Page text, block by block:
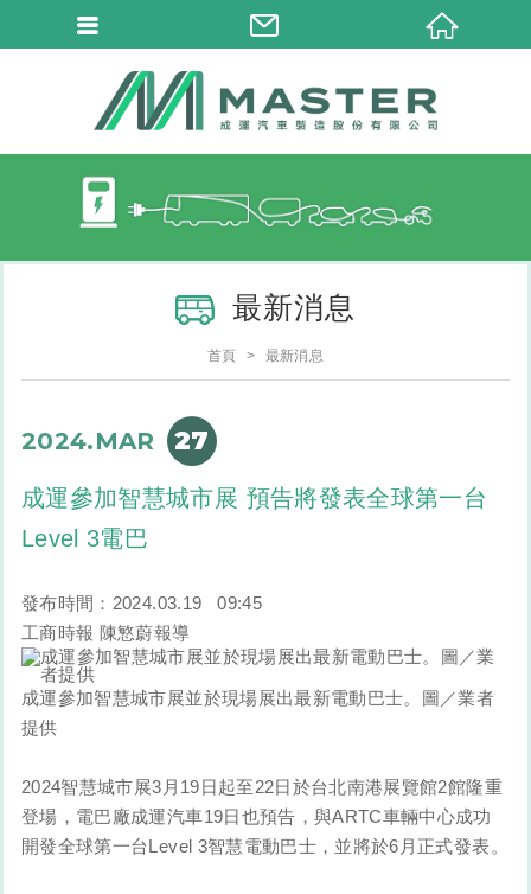
最新消息
首頁 最新消息
2024.MAR 27
成運參加智慧城市展 預告將發表全球第一台
Level 3電巴
發布時間： 2024.03.19
09:45
工商時報 陳慜蔚報導
成運參加智慧城市展並於現場展出最新電動巴士。圖／業者
提供
2024智慧城市展3月19日起至22日於台北南港展覽館2館隆重
登場，電巴廠成運汽車19日也預告，與ARTC車輛中心成功
開發全球第一台Level 3智慧電動巴士，並將於6月正式發表。